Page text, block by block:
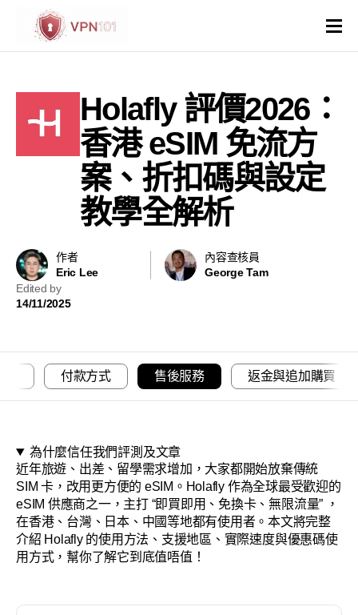
VPN比較
VPN操作系統和裝置
國家與地區
其他
Holafly 評價2026：
香港 eSIM 免流方
案、折扣碼與設定
教學全解析
作者
Eric Lee
內容查核員
George Tam
Edited by
14/11/2025
付款方式 售後服務 返金與追加購買
為什麼信任我們評測及文章
近年旅遊、出差、留學需求增加，大家都開始放棄傳統
SIM 卡，改用更方便的 eSIM。Holafly 作為全球最受歡迎的
eSIM 供應商之一，主打 “即買即用、免換卡、無限流量” ，
在香港、台灣、日本、中國等地都有使用者。本文將完整
介紹 Holafly 的使用方法、支援地區、實際速度與優惠碼使
用方式，幫你了解它到底值唔值！